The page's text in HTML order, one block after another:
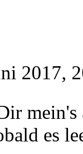
2017,
es